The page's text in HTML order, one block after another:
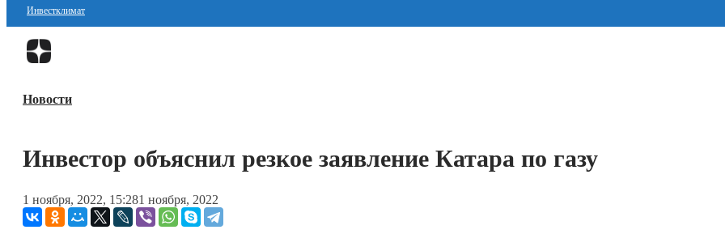
Инвестклимат
Финансы
Блокчейн
ESG
Новости
Инвестор объяснил резкое заявление Катара по газу
1 ноября, 2022, 15:281 ноября, 2022